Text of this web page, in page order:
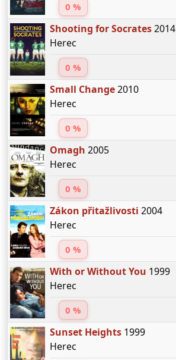
0 %
Shooting for Socrates2014
Herec
0 %
Small Change2010
Herec
0 %
Omagh 2005
Herec
0 %
Zákon přitažlivosti 2004
Herec
0 %
With or Without You 1999
Herec
0 %
Sunset Heights1999
Herec